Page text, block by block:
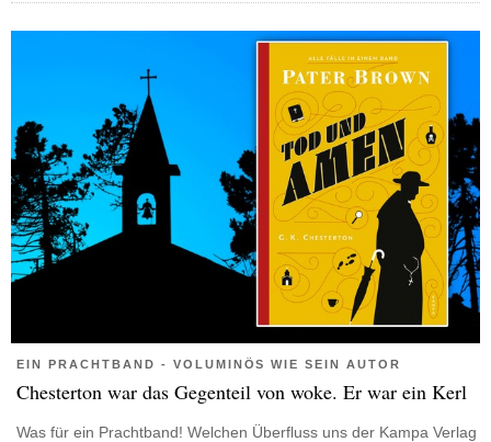
EIN PRACHTBAND - VOLUMINÖS WIE SEIN AUTOR
Chesterton war das Gegenteil von woke. Er war ein Kerl
Was für ein Prachtband! Welchen Überfluss uns der Kampa Verlag